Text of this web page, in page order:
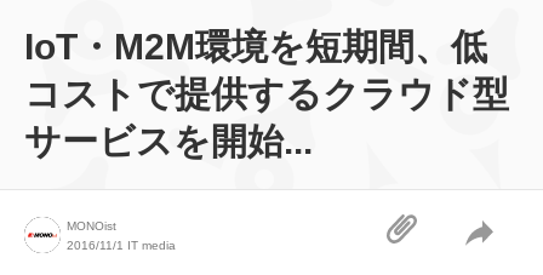
IoT・M2M環境を短期間、低
コストで提供するクラウド型
サービスを開始...
MONOist
2016/11/1 IT media